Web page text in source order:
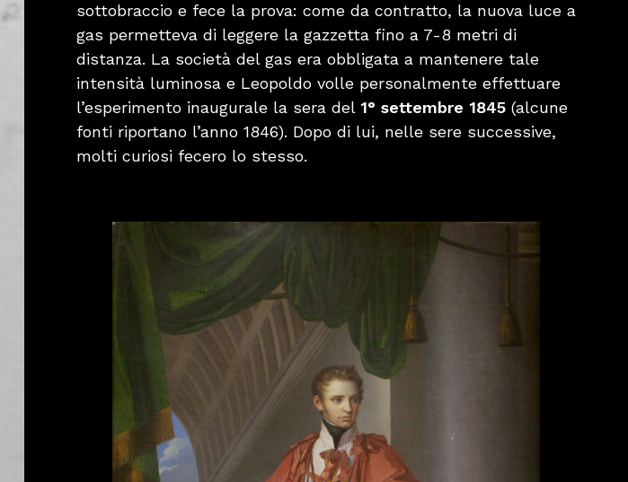
sottobraccio e fece la prova: come da contratto, la nuova luce a
gas permetteva di leggere la gazzetta fino a 7-8 metri di
distanza. La società del gas era obbligata a mantenere tale
intensità luminosa e Leopoldo volle personalmente effettuare
l’esperimento inaugurale la sera del 1° settembre 1845 (alcune
fonti riportano l’anno 1846). Dopo di lui, nelle sere successive,
molti curiosi fecero lo stesso.